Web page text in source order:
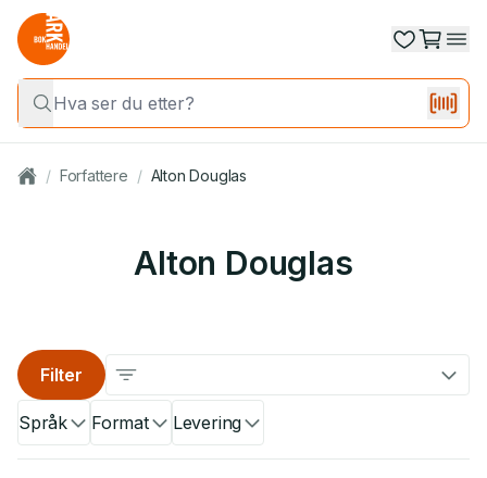
/ Forfattere / Alton Douglas
Alton Douglas
Språk Format Levering
Filter